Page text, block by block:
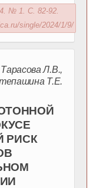
№ 1. С. 82-92.
single/2024/1/9/
Л.В.,
Т.Е.
РИСК